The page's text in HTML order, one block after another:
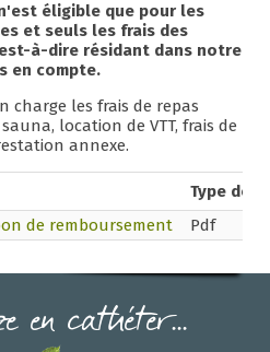
éligible que pour les
et seuls les frais des
à-dire résidant dans notre
en compte.
charge les frais de repas
location de VTT, frais de
annexe.
Type de
de remboursement
Pdf
en cathéter...